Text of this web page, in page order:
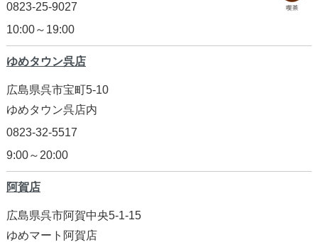
0823-25-9027
10:00～19:00
ゆめタウン呉店
広島県呉市宝町5-10
ゆめタウン呉店内
0823-32-5517
9:00～20:00
阿賀店
広島県呉市阿賀中央5-1-15
ゆめマート阿賀店